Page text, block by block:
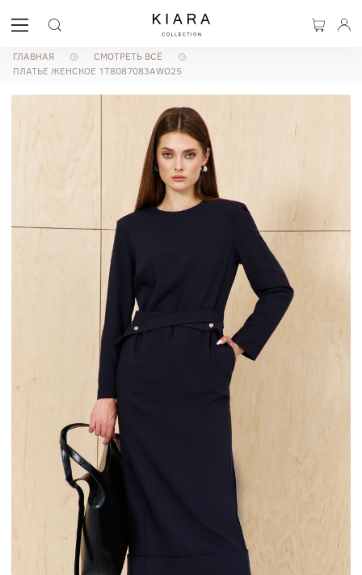
ГЛАВНАЯ
СМОТРЕТЬ ВСЁ
ПЛАТЬЕ ЖЕНСКОЕ 1T8087083AWO25